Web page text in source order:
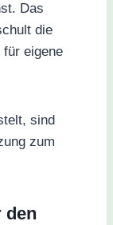
Das
die
für eigene
sind
zum
den